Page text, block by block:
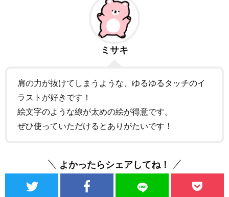
ミサキ
肩の力が抜けてしまうような、ゆるゆるタッチのイ
ラストが好きです！
絵文字のような線が太めの絵が得意です。
ぜひ使っていただけるとありがたいです！
よかったらシェアしてね！